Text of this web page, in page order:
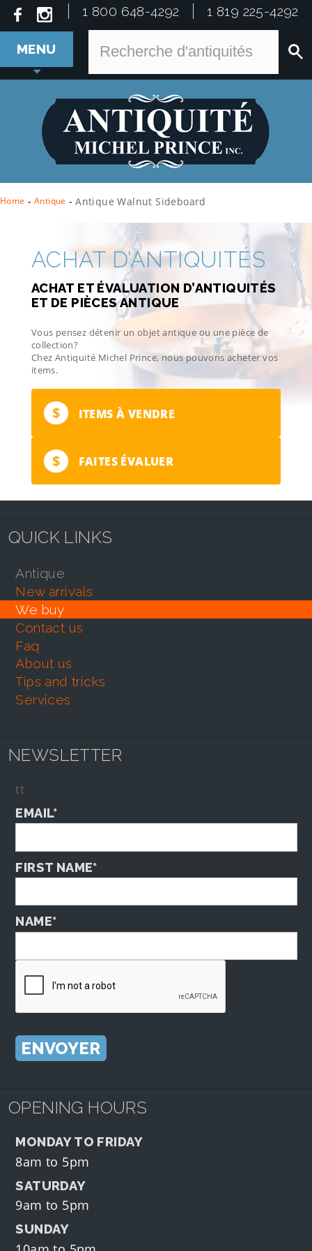
1 800 648-4292 1 819 225-4292
MENU
Home - Antique - Antique Walnut Sideboard
ACHAT D’ANTIQUITÉS
ACHAT ET ÉVALUATION D’ANTIQUITÉS
ET DE PIÈCES ANTIQUE
Vous pensez détenir un objet antique ou une pièce de
collection?
Chez Antiquité Michel Prince, nous pouvons acheter vos
items.
$ ITEMS À VENDRE
$ FAITES ÉVALUER
QUICK LINKS
antique
new arrivals
we buy
contact us
faq
about us
tips and tricks
services
NEWSLETTER
tt
EMAIL*
FIRST NAME*
NAME*
OPENING HOURS
MONDAY TO FRIDAY
8am to 5pm
SATURDAY
9am to 5pm
SUNDAY